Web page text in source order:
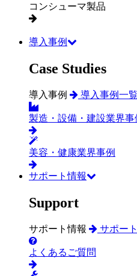
コンシューマ製品
導入事例
Case Studies
導入事例 導入事例一覧
製造・設備・建設業界事
美容・健康業界事例
サポート情報
Support
サポート情報 サポー
よくあるご質問